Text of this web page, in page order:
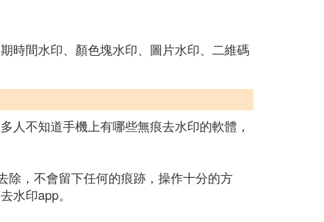
時間水印、顏色塊水印、圖片水印、二維碼
人不知道手機上有哪些無痕去水印的軟體，
除，不會留下任何的痕跡，操作十分的方
水印app。